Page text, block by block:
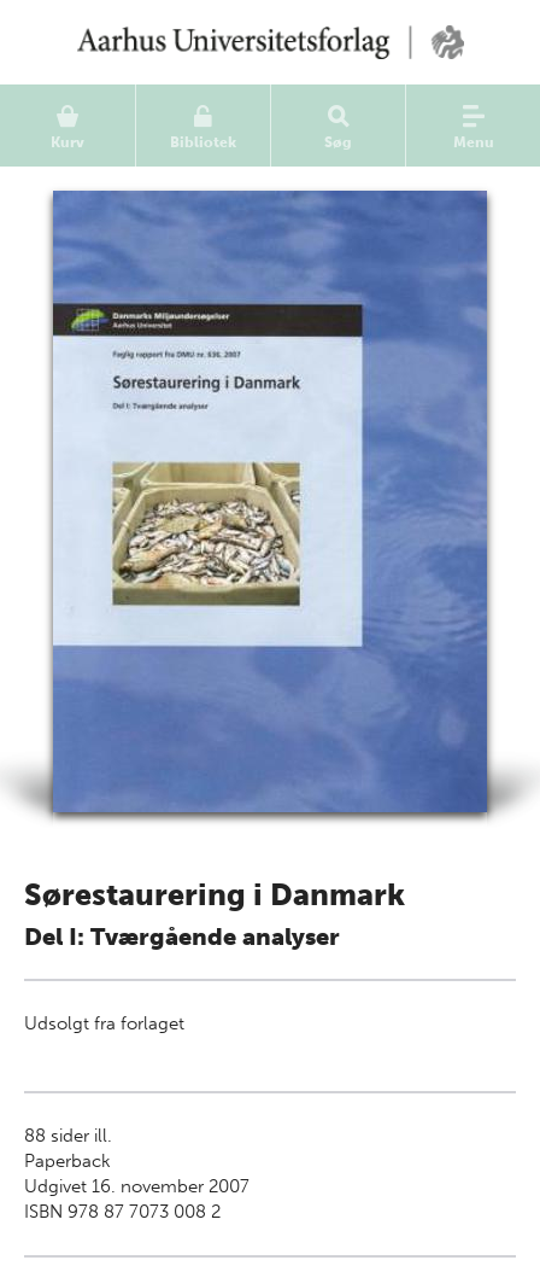
Kurv Bibliotek Søg Menu
Sørestaurering i Danmark
Del I: Tværgående analyser
Udsolgt fra forlaget
88 sider ill.
Paperback
Udgivet 16. november 2007
ISBN 978 87 7073 008 2